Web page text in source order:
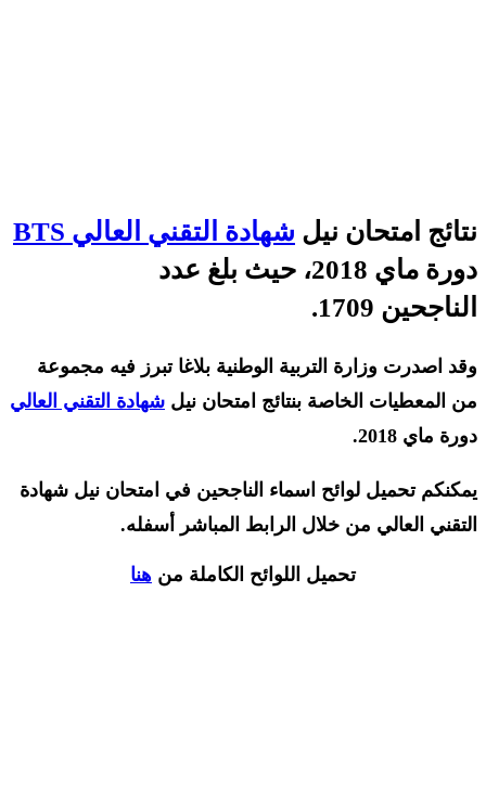
نتائج امتحان نيل شهادة التقني العالي BTS
دورة ماي 2018، حيث بلغ عدد
الناجحين 1709.
وقد اصدرت وزارة التربية الوطنية بلاغا تبرز فيه مجموعة
من المعطيات الخاصة بنتائج امتحان نيل شهادة التقني العالي
دورة ماي 2018.
يمكنكم تحميل لوائح اسماء الناجحين في امتحان نيل شهادة
التقني العالي من خلال الرابط المباشر أسفله.
تحميل اللوائح الكاملة من هنا